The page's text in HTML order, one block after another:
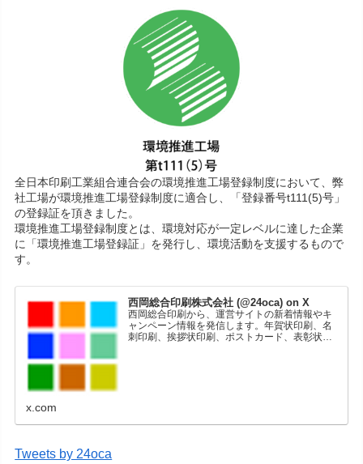
全日本印刷工業組合連合会の環境推進工場登録制度において、弊
社工場が環境推進工場登録制度に適合し、「登録番号t111(5)号」
の登録証を頂きました。
環境推進工場登録制度とは、環境対応が一定レベルに達した企業
に「環境推進工場登録証」を発行し、環境活動を支援するもので
す。
西岡総合印刷株式会社 (@24oca) on X
西岡総合印刷から、運営サイトの新着情報やキ
ャンペーン情報を発信します。年賀状印刷、名
刺印刷、挨拶状印刷、ポストカード、表彰状印
x.com
Tweets by 24oca